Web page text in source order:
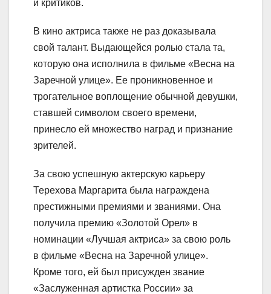
и критиков.
В кино актриса также не раз доказывала
свой талант. Выдающейся ролью стала та,
которую она исполнила в фильме «Весна на
Заречной улице». Ее проникновенное и
трогательное воплощение обычной девушки,
ставшей символом своего времени,
принесло ей множество наград и признание
зрителей.
За свою успешную актерскую карьеру
Терехова Маргарита была награждена
престижными премиями и званиями. Она
получила премию «Золотой Орел» в
номинации «Лучшая актриса» за свою роль
в фильме «Весна на Заречной улице».
Кроме того, ей был присужден звание
«Заслуженная артистка России» за